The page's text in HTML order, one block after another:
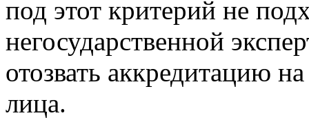
под этот критерий не
негосударственной
отозвать аккредитацию
лица.